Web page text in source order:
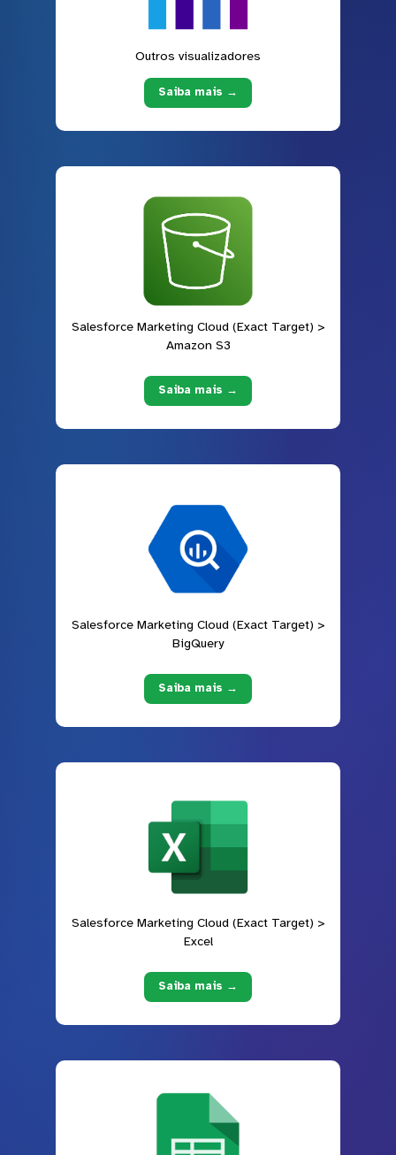
Outros visualizadores
Saiba mais →
Salesforce Marketing Cloud (Exact Target) >
Amazon S3
Saiba mais →
Salesforce Marketing Cloud (Exact Target) >
BigQuery
Saiba mais →
Salesforce Marketing Cloud (Exact Target) >
Excel
Saiba mais →